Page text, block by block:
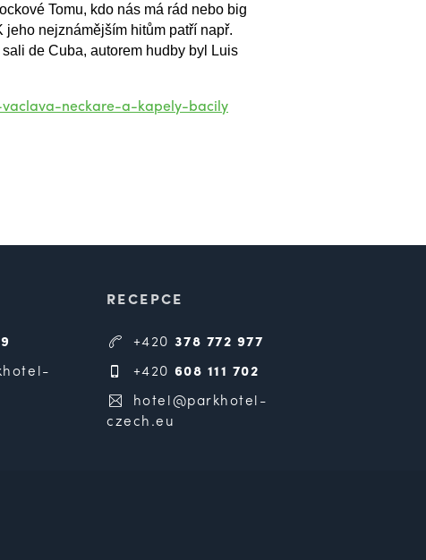
Tomu, kdo nás má rád nebo big
jeho nejznámějším hitům patří např.
de Cuba, autorem hudby byl Luis
vaclava-neckare-a-kapely-bacily
RECEPCE
+420 378 772 977
+420 608 111 702
hotel@parkhotel-
czech.eu